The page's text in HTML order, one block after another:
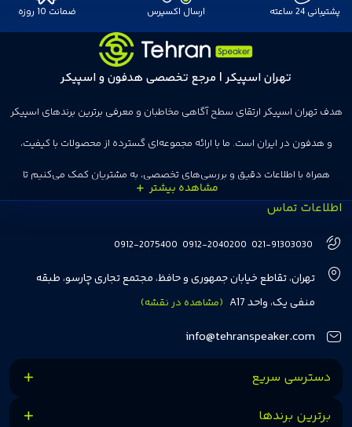
پشتیبانی 24 ساعته ارسال اکسپرس ضمانت 10 روزه
تهران اسپیکر | مرجع تخصصی هدفون و اسپیکر
هدف تهران اسپیکر ارتقای سطح آگاهی مخاطبان و معرفی برترین برندهای اسپیکر
و هدفون در ایران است. ما با ارائه مجموعه‌ای گسترده از محصولات با کیفیت،
همراه با اطلاعات دقیق و بررسی‌های تخصصی، به مشتریان کمک می‌کنیم تا
انتخاب‌های درست و هوشمندانه‌ای داشته باشند. تهران اسپیکر با تجربه‌ای بیش از
هفت سال در این زمینه، بر ایجاد تجربه خریدی آسان، سریع و مطمئن تمرکز دارد تا
مشتریان بتوانند با خیالی آسوده از انتخاب خود لذت ببرند. ما به رضایت و اعتماد
مشتریان اهمیت می‌دهیم و همواره در تلاشیم تا بهترین‌ها را برای آن‌ها فراهم
کنیم.
اطلاعات تماس
021-91303030
0912-2040200
0912-2075400
تهران، تقاطع خیابان جمهوری و حافظ، مجتمع تجاری چارسو، طبقه
منفی یک، واحد A17
(مشاهده در نقشه)
info@tehranspeaker.com
دسترسی سریع
برترین برندها